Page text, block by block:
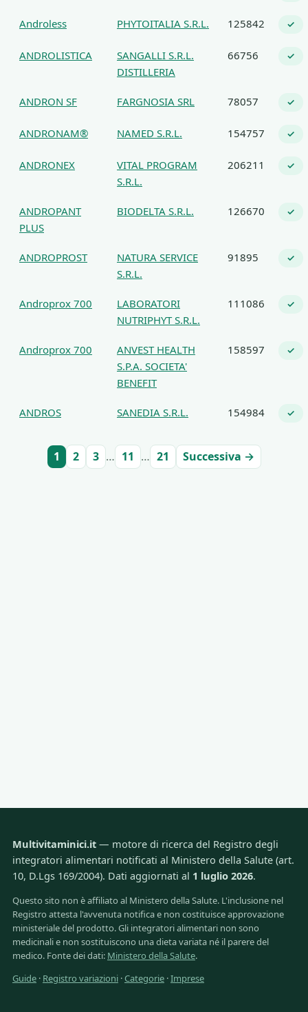
Androless PHYTOITALIA S.R.L. 125842 ✓
ANDROLISTICA
SANGALLI S.R.L.
DISTILLERIA
66756 ✓
ANDRON SF FARGNOSIA SRL 78057 ✓
ANDRONAM® NAMED S.R.L. 154757 ✓
ANDRONEX
VITAL PROGRAM
S.R.L.
206211 ✓
ANDROPANT
PLUS
BIODELTA S.R.L. 126670 ✓
ANDROPROST
NATURA SERVICE
S.R.L.
91895 ✓
Androprox 700
LABORATORI
NUTRIPHYT S.R.L.
111086 ✓
Androprox 700
ANVEST HEALTH
S.P.A. SOCIETA'
BENEFIT
158597 ✓
ANDROS SANEDIA S.R.L. 154984 ✓
1 2 3 … 11 … 21 Successiva →
Multivitaminici.it — motore di ricerca del Registro degli
integratori alimentari notificati al Ministero della Salute (art.
10, D.Lgs 169/2004). Dati aggiornati al 1 luglio 2026.
Questo sito non è affiliato al Ministero della Salute. L'inclusione nel
Registro attesta l'avvenuta notifica e non costituisce approvazione
ministeriale del prodotto. Gli integratori alimentari non sono
medicinali e non sostituiscono una dieta variata né il parere del
medico. Fonte dei dati: Ministero della Salute.
Guide · Registro variazioni ·Categorie ·Imprese